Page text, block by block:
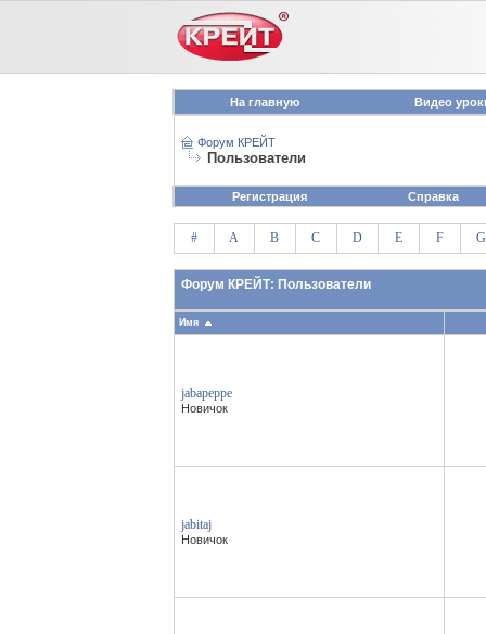
На главную Видео
Форум КРЕЙТ
Пользователи
Регистрация Справка
# A B C D E F G
Форум КРЕЙТ: Пользователи
Имя
jabapeppe
Новичок
jabitaj
Новичок